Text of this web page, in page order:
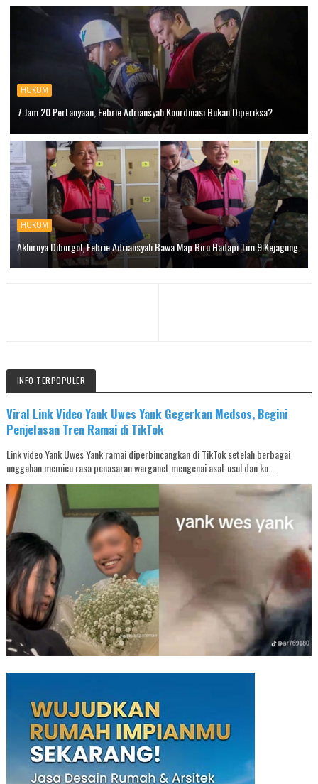
HUKUM
7 Jam 20 Pertanyaan, Febrie Adriansyah Koordinasi Bukan Diperiksa?
HUKUM
Akhirnya Diborgol, Febrie Adriansyah Bawa Map Biru Hadapi Tim 9 Kejagung
INFO TERPOPULER
Viral Link Video Yank Uwes Yank Gegerkan Medsos, Begini
Penjelasan Tren Ramai di TikTok
Link video Yank Uwes Yank ramai diperbincangkan di TikTok setelah berbagai
unggahan memicu rasa penasaran warganet mengenai asal-usul dan ko...